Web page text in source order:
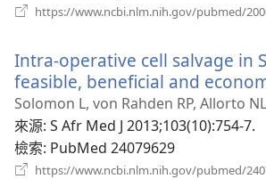
https://www.ncbi.nlm.nih.gov/pubmed/
Intra-operative cell salvage in
feasible, beneficial and
Solomon L, von Rahden RP, Allorto
來源‎: S Afr Med J 2013;103(10):754-7.
檢索‎: PubMed 24079629
https://www.ncbi.nlm.nih.gov/pubmed/